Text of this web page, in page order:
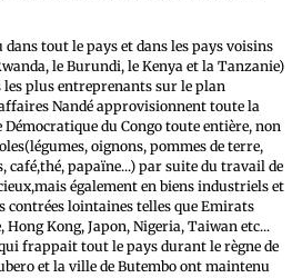
tout le pays et dans les pays voisins
le Burundi, le Kenya et la Tanzanie)
les plus entreprenants sur le plan
Nandé approvisionnent toute la
du Congo toute entière, non
oignons, pommes de terre,
café,thé, papaïne...) par suite du travail de
également en biens industriels et
contrées lointaines telles que Emirats
Hong Kong, Japon, Nigeria, Taiwan etc...
frappait tout le pays durant le règne de
et la ville de Butembo ont maintenu